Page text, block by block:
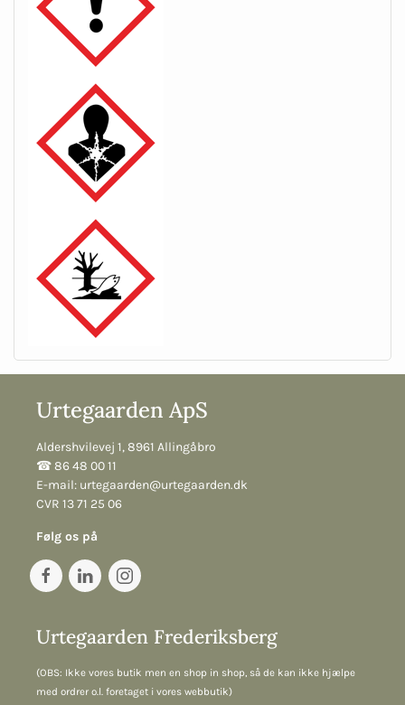
Urtegaarden ApS
Aldershvilevej 1, 8961 Allingåbro
☎︎ 86 48 00 11
E-mail: urtegaarden@urtegaarden.dk
CVR 13 71 25 06
Følg os på
Urtegaarden Frederiksberg
(OBS: Ikke vores butik men en shop in shop, så de kan ikke hjælpe
med ordrer o.l. foretaget i vores webbutik)